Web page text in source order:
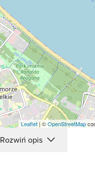
Leaflet| ©OpenStreetMap
Rozwiń opis